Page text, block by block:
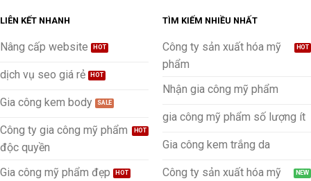
LIÊN KẾT NHANH
Nâng cấp website
dịch vụ seo giá rẻ
Gia công kem body
Công ty gia công mỹ phẩm
độc quyền
Gia công mỹ phẩm đẹp
TÌM KIẾM NHIỀU NHẤT
Công ty sản xuất hóa mỹ
phẩm
Nhận gia công mỹ phẩm
gia công mỹ phẩm số lượng ít
Gia công kem trắng da
Công ty sản xuất hóa mỹ